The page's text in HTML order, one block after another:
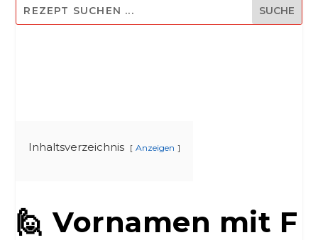
Inhaltsverzeichnis Anzeigen
🙋 Vornamen mit F